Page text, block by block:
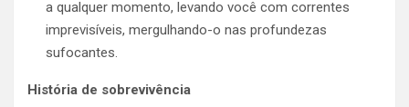
a qualquer momento, levando você com correntes
imprevisíveis, mergulhando-o nas profundezas
sufocantes.
História de sobrevivência